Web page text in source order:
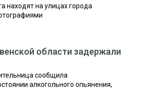
находят на улицах города
области задержали
сообщила
алкогольного опьянения,